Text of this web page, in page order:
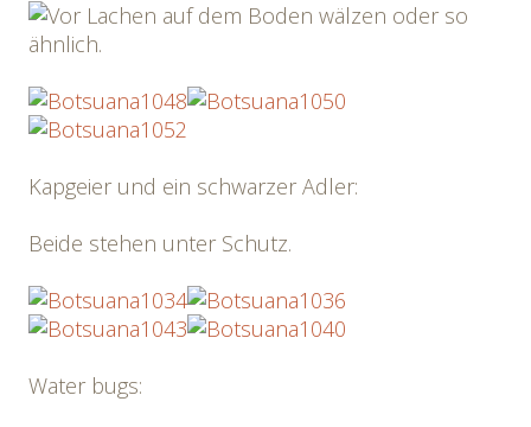
oder so
ähnlich.
Kapgeier und ein schwarzer Adler:
Beide stehen unter Schutz.
Water bugs: